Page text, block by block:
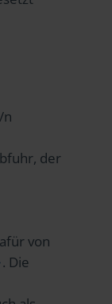
n
der
von
. Die